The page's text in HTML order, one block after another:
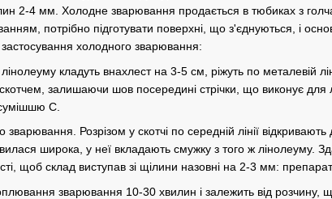
2-4 мм. Холодне зварювання продається в тюбиках з
потрібно підготувати поверхні, що з'єднуються, і
застосування холодного зварювання:
кладуть внахлест на 3-5 см, ріжуть по металевій
залишаючи шов посередині стрічки, що виконує для
С.
Розрізом у скотчі по середній лінії
широка, у неї вкладають смужку з того ж лінолеуму.
щоб склад виступав зі щілини назовні на 2-3 мм:
зварювання 10-30 хвилин і залежить від розчину,